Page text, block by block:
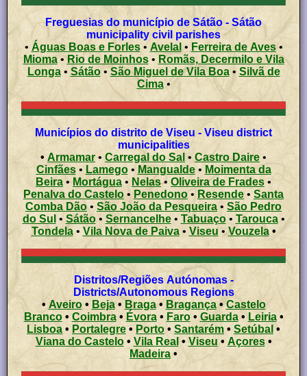
Freguesias do município de Sátão - Sátão
municipality civil parishes
•
Águas Boas e Forles• Avelal • Ferreira de Aves•
Mioma• Rio de Moinhos• Romãs, Decermilo e Vila
Longa• Sátão• São Miguel de Vila Boa• Silvã de
Cima•
Municípios do distrito de Viseu - Viseu district
municipalities
• Armamar • Carregal do Sal • Castro Daire •
Cinfães• Lamego• Mangualde• Moimenta da
Beira • Mortágua • Nelas• Oliveira de Frades •
Penalva do Castelo• Penedono• Resende • Santa
Comba Dão• São João da Pesqueira • São Pedro
do Sul • Sátão• Sernancelhe• Tabuaço• Tarouca•
Tondela•Vila Nova de Paiva• Viseu•Vouzela •
Distritos/Regiões Autónomas -
Districts/Autonomous Regions
• Aveiro• Beja• Braga• Bragança•Castelo
Branco• Coimbra• Évora•Faro• Guarda• Leiria•
Lisboa • Portalegre• Porto • Santarém • Setúbal •
Viana do Castelo• Vila Real •Viseu • Açores •
Madeira •